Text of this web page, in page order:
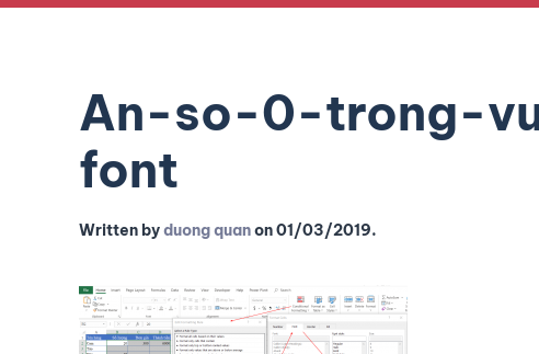
An-so-0-trong-
font
Written byduong quanon01/03/2019.